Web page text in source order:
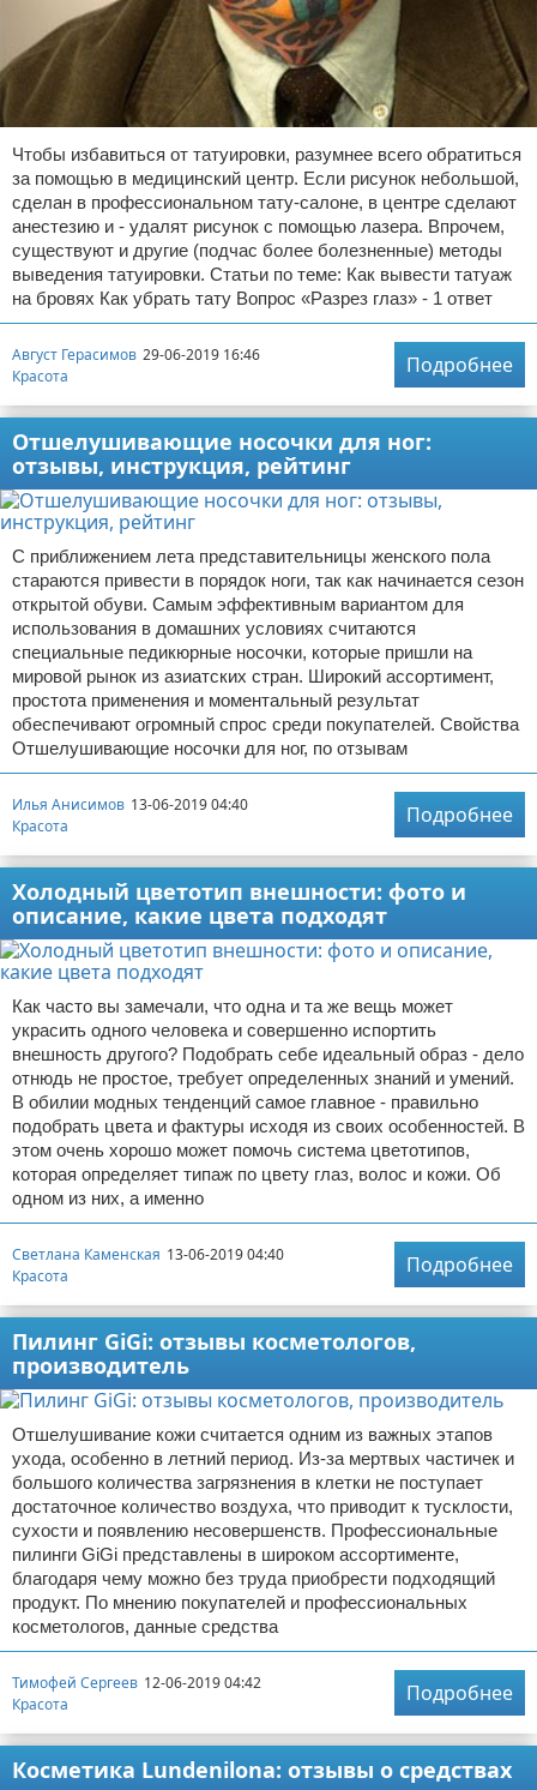
Чтобы избавиться от татуировки, разумнее всего обратиться
за помощью в медицинский центр. Если рисунок небольшой,
сделан в профессиональном тату-салоне, в центре сделают
анестезию и - удалят рисунок с помощью лазера. Впрочем,
существуют и другие (подчас более болезненные) методы
выведения татуировки. Статьи по теме: Как вывести татуаж
на бровях Как убрать тату Вопрос «Разрез глаз» - 1 ответ
Август Герасимов 29-06-2019 16:46
Красота
Подробнее
Отшелушивающие носочки для ног:
отзывы, инструкция, рейтинг
С приближением лета представительницы женского пола
стараются привести в порядок ноги, так как начинается сезон
открытой обуви. Самым эффективным вариантом для
использования в домашних условиях считаются
специальные педикюрные носочки, которые пришли на
мировой рынок из азиатских стран. Широкий ассортимент,
простота применения и моментальный результат
обеспечивают огромный спрос среди покупателей. Свойства
Отшелушивающие носочки для ног, по отзывам
Илья Анисимов 13-06-2019 04:40
Красота
Подробнее
Холодный цветотип внешности: фото и
описание, какие цвета подходят
Как часто вы замечали, что одна и та же вещь может
украсить одного человека и совершенно испортить
внешность другого? Подобрать себе идеальный образ - дело
отнюдь не простое, требует определенных знаний и умений.
В обилии модных тенденций самое главное - правильно
подобрать цвета и фактуры исходя из своих особенностей. В
этом очень хорошо может помочь система цветотипов,
которая определяет типаж по цвету глаз, волос и кожи. Об
одном из них, а именно
Светлана Каменская 13-06-2019 04:40
Красота
Подробнее
Пилинг GiGi: отзывы косметологов,
производитель
Отшелушивание кожи считается одним из важных этапов
ухода, особенно в летний период. Из-за мертвых частичек и
большого количества загрязнения в клетки не поступает
достаточное количество воздуха, что приводит к тусклости,
сухости и появлению несовершенств. Профессиональные
пилинги GiGi представлены в широком ассортименте,
благодаря чему можно без труда приобрести подходящий
продукт. По мнению покупателей и профессиональных
косметологов, данные средства
Тимофей Сергеев 12-06-2019 04:42
Красота
Подробнее
Косметика Lundenilona: отзывы о средствах